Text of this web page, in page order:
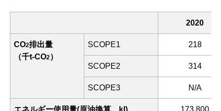
2020
CO2排出量
（千t-CO2 ）
SCOPE1 218
SCOPE2 314
SCOPE3 N/A
エネルギー使用量(原油換算、kl) 173,800